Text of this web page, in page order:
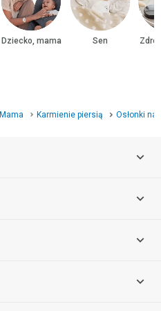
Dziecko, mama Sen
Mama Karmienie piersią Osłonki na